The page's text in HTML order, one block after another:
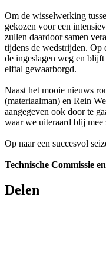
Om de wisselwerking
gekozen voor een
zullen daardoor samen
tijdens de wedstrijden.
de ingeslagen weg en
elftal gewaarborgd.
Naast het mooie nieuws
(materiaalman) en Rein
aangegeven ook door te
waar we uiteraard blij mee
Op naar een succesvol
Technische Commissie
Delen